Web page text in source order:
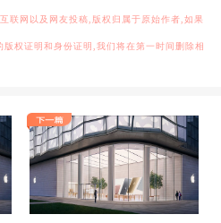
联网以及网友投稿,版权归属于原始作者,如果
权证明和身份证明,我们将在第一时间删除相